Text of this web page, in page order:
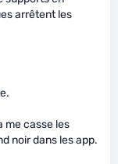
arrêtent les
me casse les
noir dans les app.